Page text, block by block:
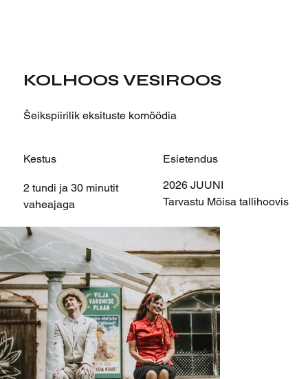
KOLHOOS VESIROOS
Šeikspiirilik eksituste komöödia
Kestus
2 tundi ja 30 minutit
vaheajaga
Esietendus
2026 JUUNI
Tarvastu Mõisa tallihoovis